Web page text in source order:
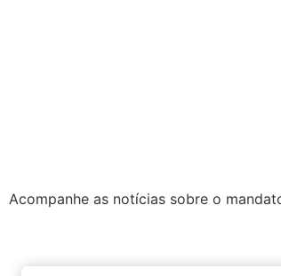
Acompanhe as notícias sobre o